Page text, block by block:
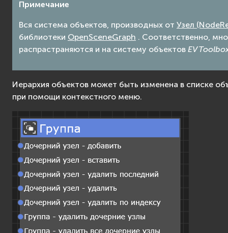
Примечание
Вся система объектов, производных от Узел
библиотеки OpenSceneGraph . Соответственно,
распрастраняются и на систему объектов EV
Иерархия объектов может быть изменена в списке
при помощи контекстного меню.